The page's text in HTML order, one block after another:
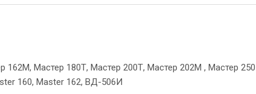
Мастер 180Т, Мастер 200Т, Мастер 202М , Мастер
160, Master 162, ВД-506И